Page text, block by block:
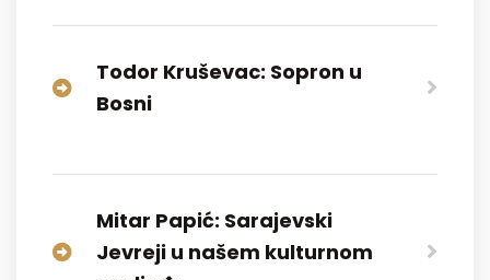
Todor Kruševac: Sopron u
Bosni
Mitar Papić: Sarajevski
Jevreji u našem kulturnom